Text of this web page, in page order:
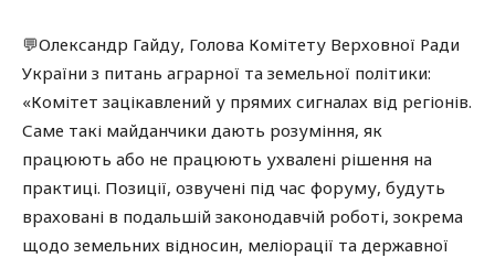
💬Олександр Гайду, Голова Комітету Верховної Ради
України з питань аграрної та земельної політики:
«Комітет зацікавлений у прямих сигналах від регіонів.
Саме такі майданчики дають розуміння, як
працюють або не працюють ухвалені рішення на
практиці. Позиції, озвучені під час форуму, будуть
враховані в подальшій законодавчій роботі, зокрема
щодо земельних відносин, меліорації та державної